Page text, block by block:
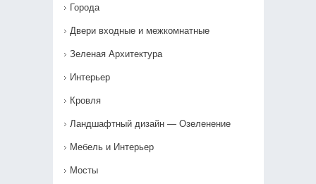
Города
Двери входные и межкомнатные
Зеленая Архитектура
Интерьер
Кровля
Ландшафтный дизайн — Озеленение‎
Мебель и Интерьер
Мосты